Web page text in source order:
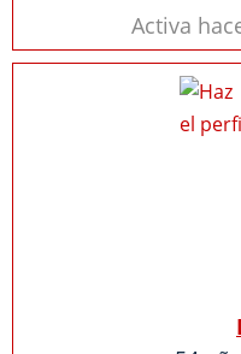
Activa